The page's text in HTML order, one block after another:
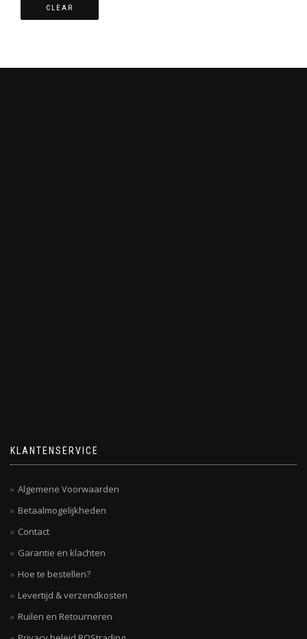
CLEAR
KLANTENSERVICE
Algemene Voorwaarden
Betaalmogelijkheden
Contact
Garantie en klachten
Hoe te bestellen?
Levertijd & verzendkosten
Ruilen en Retourneren